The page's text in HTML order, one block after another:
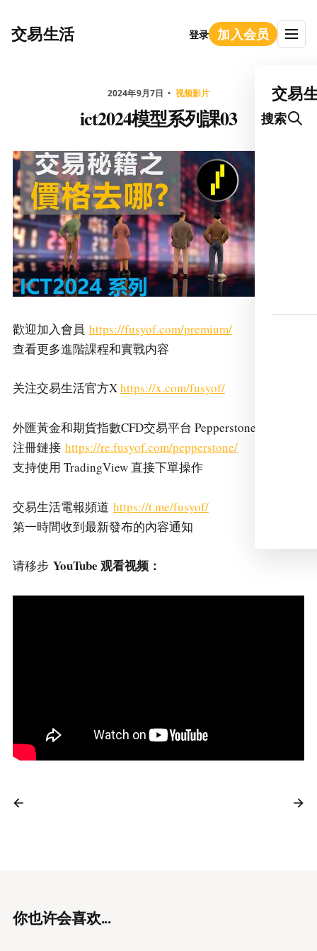
交易生活 登录 加入会员
交易
搜索
2024年9月7日 视频影片
ict2024模型系列課03
歡迎加入會員 https://fusyof.com/premium/
查看更多進階課程和實戰内容
关注交易生活官方Xhttps://x.com/fusyof/
外匯黃金和期貨指數CFD交易平台 Pepperstone 激石
注冊鏈接 https://re.fusyof.com/pepperstone/
支持使用 TradingView 直接下單操作
交易生活電報頻道 https://t.me/fusyof/
第一時間收到最新發布的內容通知
请移步 YouTube 观看视频：
你也许会喜欢...